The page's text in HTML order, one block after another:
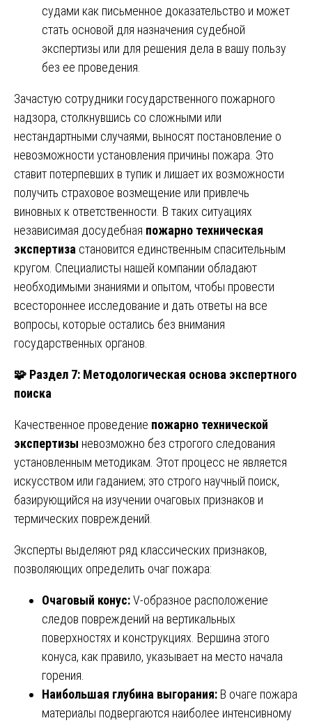
судами как письменное доказательство и может
стать основой для назначения судебной
экспертизы или для решения дела в вашу пользу
без ее проведения.
Зачастую сотрудники государственного пожарного
надзора, столкнувшись со сложными или
нестандартными случаями, выносят постановление о
невозможности установления причины пожара. Это
ставит потерпевших в тупик и лишает их возможности
получить страховое возмещение или привлечь
виновных к ответственности. В таких ситуациях
независимая досудебная пожарно техническая
экспертиза становится единственным спасительным
кругом. Специалисты нашей компании обладают
необходимыми знаниями и опытом, чтобы провести
всестороннее исследование и дать ответы на все
вопросы, которые остались без внимания
государственных органов.
🧩 Раздел 7: Методологическая основа экспертного
поиска
Качественное проведение пожарно технической
экспертизы невозможно без строгого следования
установленным методикам. Этот процесс не является
искусством или гаданием; это строго научный поиск,
базирующийся на изучении очаговых признаков и
термических повреждений.
Эксперты выделяют ряд классических признаков,
позволяющих определить очаг пожара:
Очаговый конус:V-образное расположение
следов повреждений на вертикальных
поверхностях и конструкциях. Вершина этого
конуса, как правило, указывает на место начала
горения.
Наибольшая глубина выгорания: В очаге пожара
материалы подвергаются наиболее интенсивному